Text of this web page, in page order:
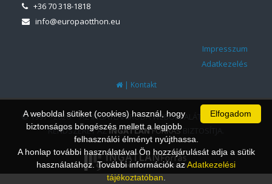
+36 70 318-1818
info@europaotthon.eu
Impresszum
Adatkezelés
| Kontakt
© 1997 - 2026 AZ INGATLANIRODA WEBOLDALÁT ÉS ÜGYVITELI
RENDSZERÉT AZINGATLANFORRÁSBIZTOSÍTJA.
Elfogadom
A weboldal sütiket (cookies) használ, hogy
biztonságos böngészés mellett a legjobb
felhasználói élményt nyújthassa.
A honlap további használatával Ön hozzájárulását adja a sütik
használatához. További információk azAdatkezelési
tájékoztatóban